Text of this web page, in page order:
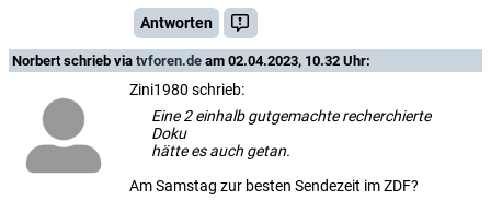
Antworten
Norbert schrieb via tvforen.de am 02.04.2023, 10.32 Uhr:
Zini1980 schrieb:
Eine 2 einhalb gutgemachte recherchierte
Doku
hätte es auch getan.
Am Samstag zur besten Sendezeit im ZDF?